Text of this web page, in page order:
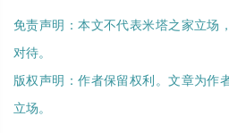
免责声明：本文不代表米塔之家立场
对待。
版权声明：作者保留权利。文章为作
立场。